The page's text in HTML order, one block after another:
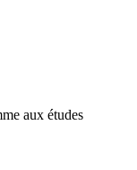
aux études